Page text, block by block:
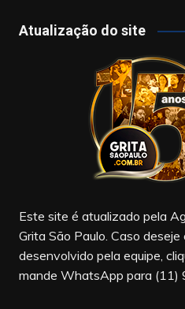
c a
m
u
T
u
b
e
Atualização do site
Este site é atualizado pela
Grita São Paulo. Caso
desenvolvido pela equipe,
mande WhatsApp para